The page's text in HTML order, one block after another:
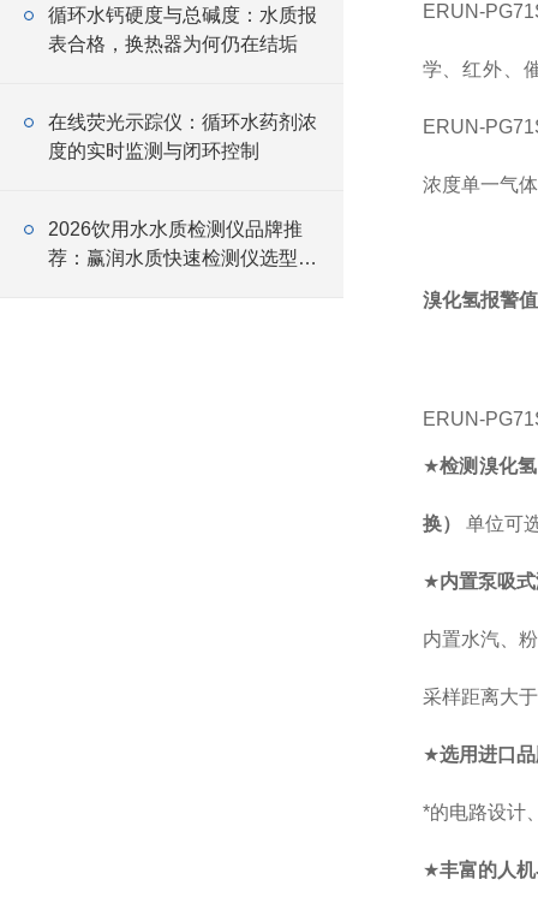
循环水钙硬度与总碱度：水质报
表合格，换热器为何仍在结垢
在线荧光示踪仪：循环水药剂浓
度的实时监测与闭环控制
2026饮用水水质检测仪品牌推
荐：赢润水质快速检测仪选型指
ERUN-
学、红外、
ERUN-
浓度单一气
溴化氢报警
ERUN-
★检测 溴化
换） 单位可
★内置泵吸
内置水汽、
采样距离大于
★选用进口
*的电路设计
★丰富的人